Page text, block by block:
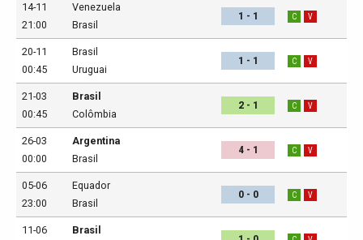
14-11
21:00
Venezuela
Brasil
1 - 1 C V
20-11
00:45
Brasil
Uruguai
1 - 1 C V
21-03
00:45
Brasil
Colômbia
2 - 1 C V
26-03
00:00
Argentina
Brasil
4 - 1 C V
05-06
23:00
Equador
Brasil
0 - 0 C V
11-06
Brasil